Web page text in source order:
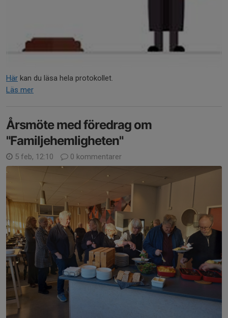
Här kan du läsa hela protokollet.
Läs mer
Årsmöte med föredrag om
"Familjehemligheten"
5 feb, 12:10 0 kommentarer